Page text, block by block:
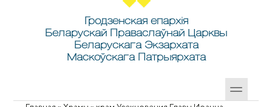
Гродзенская епархія
Беларускай Праваслаўнай Царквы
Беларускага Экзархата
Маскоўскага Патрыярхата